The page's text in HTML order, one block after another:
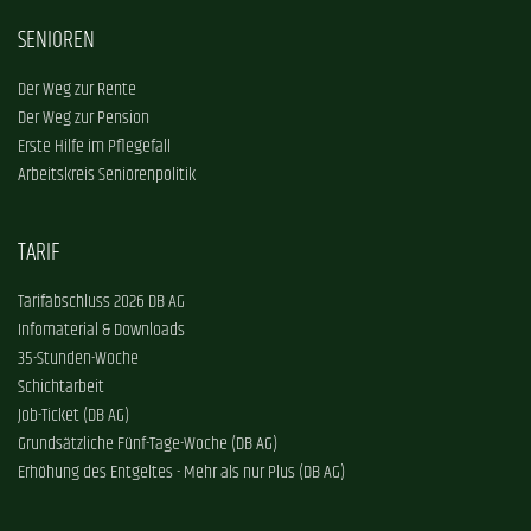
SENIOREN
Der Weg zur Rente
Der Weg zur Pension
Erste Hilfe im Pflegefall
Arbeitskreis Seniorenpolitik
TARIF
Tarifabschluss 2026 DB AG
Infomaterial & Downloads
35-Stunden-Woche
Schichtarbeit
Job-Ticket (DB AG)
Grundsätzliche Fünf-Tage-Woche (DB AG)
Erhöhung des Entgeltes - Mehr als nur Plus (DB AG)